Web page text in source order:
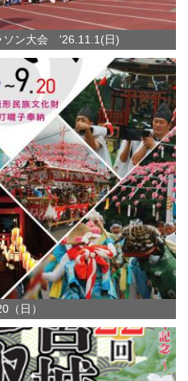
ソン大会 '26.11.1(日)
日）